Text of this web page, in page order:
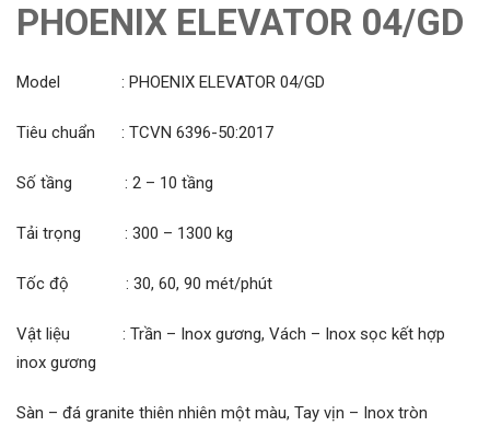
PHOENIX ELEVATOR 04/GD
Model : PHOENIX ELEVATOR 04/GD
Tiêu chuẩn : TCVN 6396-50:2017
Số tầng : 2 – 10 tầng
Tải trọng : 300 – 1300 kg
Tốc độ : 30, 60, 90 mét/phút
Vật liệu : Trần – Inox gương, Vách – Inox sọc kết hợp
inox gương
Sàn – đá granite thiên nhiên một màu, Tay vịn – Inox tròn